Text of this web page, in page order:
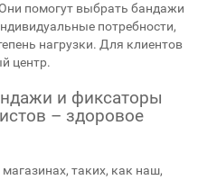
помогут выбрать бандажи
потребности,
нагрузки. Для клиентов
центр.
и фиксаторы
– здоровое
таких, как наш,